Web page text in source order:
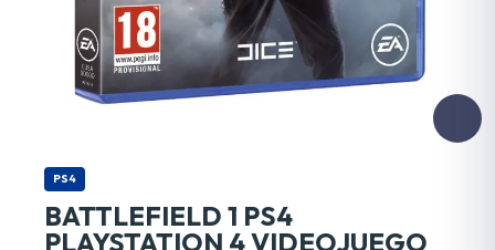
PS4
BATTLEFIELD 1 PS4
PLAYSTATION 4 VIDEOJUEGO